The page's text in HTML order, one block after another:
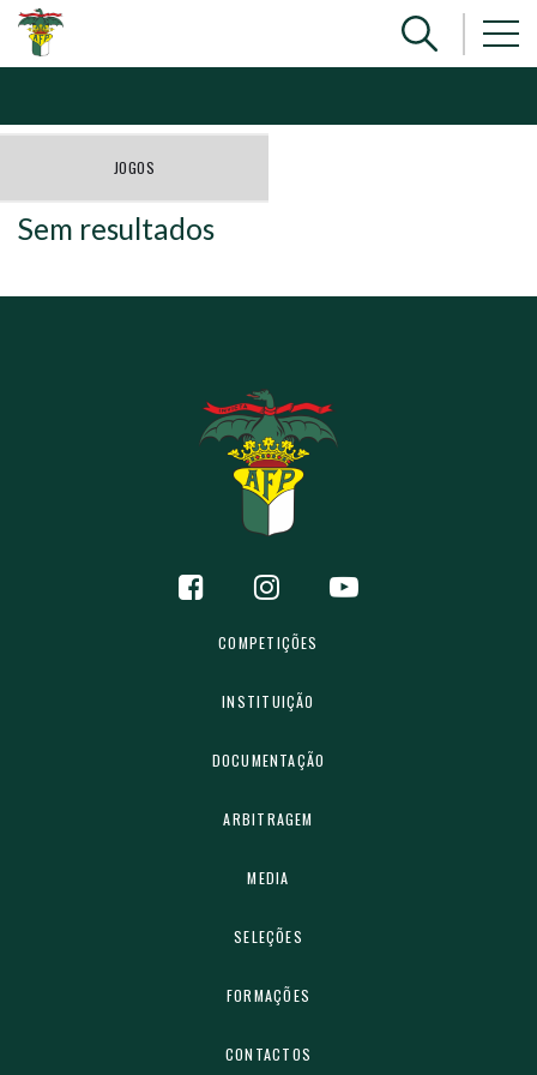
JOGOS
Sem resultados
COMPETIÇÕES
INSTITUIÇÃO
DOCUMENTAÇÃO
ARBITRAGEM
MEDIA
SELEÇÕES
FORMAÇÕES
CONTACTOS